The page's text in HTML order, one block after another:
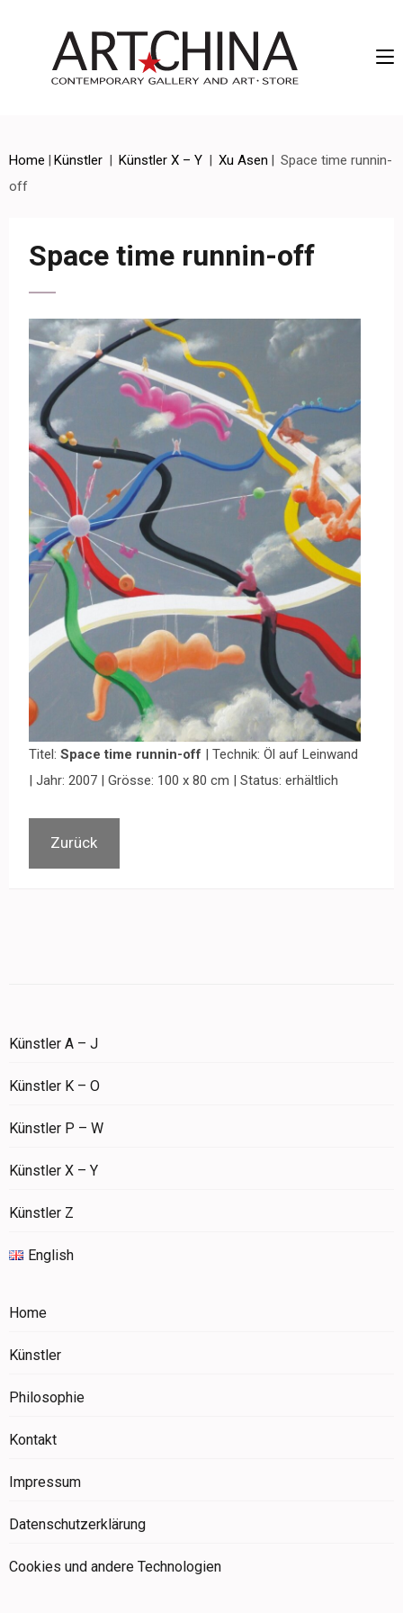
Home | Künstler | Künstler X – Y | Xu Asen | Space time runnin-
off
Space time runnin-off
Titel: Space time runnin-off | Technik: Öl auf Leinwand
| Jahr: 2007 | Grösse: 100 x 80 cm | Status: erhältlich
Zurück
Künstler A – J
Künstler K – O
Künstler P – W
Künstler X – Y
Künstler Z
English
Home
Künstler
Philosophie
Kontakt
Impressum
Datenschutzerklärung
Cookies und andere Technologien